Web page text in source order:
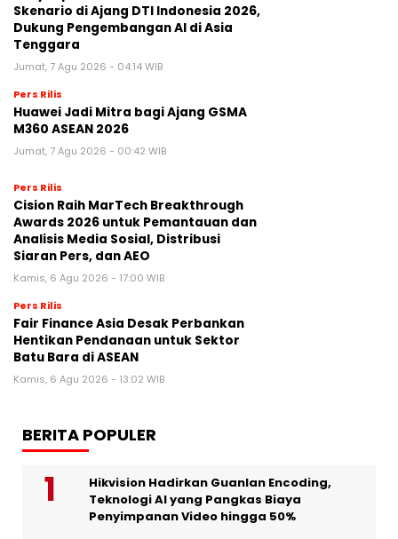
Skenario di Ajang DTI Indonesia 2026,
Dukung Pengembangan AI di Asia
Tenggara
Jumat, 7 Agu 2026 - 04:14 WIB
Pers Rilis
Huawei Jadi Mitra bagi Ajang GSMA
M360 ASEAN 2026
Jumat, 7 Agu 2026 - 00:42 WIB
Pers Rilis
Cision Raih MarTech Breakthrough
Awards 2026 untuk Pemantauan dan
Analisis Media Sosial, Distribusi
Siaran Pers, dan AEO
Kamis, 6 Agu 2026 - 17:00 WIB
Pers Rilis
Fair Finance Asia Desak Perbankan
Hentikan Pendanaan untuk Sektor
Batu Bara di ASEAN
Kamis, 6 Agu 2026 - 13:02 WIB
BERITA POPULER
Hikvision Hadirkan Guanlan Encoding,
Teknologi AI yang Pangkas Biaya
Penyimpanan Video hingga 50%